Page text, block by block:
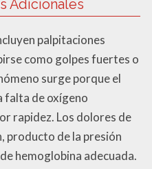
Adicionales
palpitaciones
como golpes fuertes o
surge porque el
falta de oxígeno
rapidez. Los dolores de
producto de la presión
hemoglobina adecuada.